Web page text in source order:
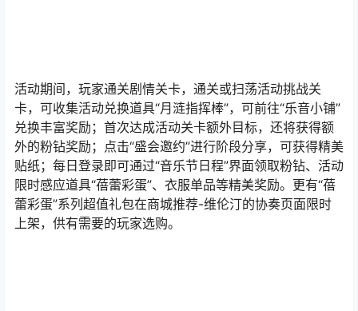
活动期间，玩家通关剧情关卡，通关或扫荡活动挑战关
卡，可收集活动兑换道具“月涟指挥棒”，可前往“乐音小铺”
兑换丰富奖励；首次达成活动关卡额外目标，还将获得额
外的粉钻奖励；点击“盛会邀约”进行阶段分享，可获得精美
贴纸；每日登录即可通过“音乐节日程”界面领取粉钻、活动
限时感应道具“蓓蕾彩蛋”、衣服单品等精美奖励。更有“蓓
蕾彩蛋”系列超值礼包在商城推荐-维伦汀的协奏页面限时
上架，供有需要的玩家选购。